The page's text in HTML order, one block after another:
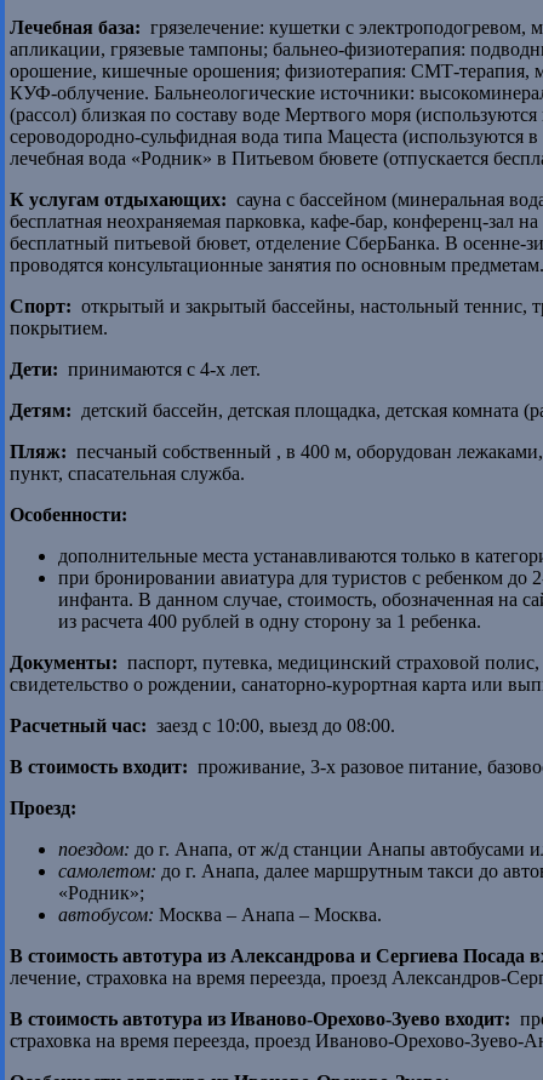
Лечебная база: грязелечение: кушетки с электроподогревом,
апликации, грязевые тампоны; бальнео-физиотерапия:
орошение, кишечные орошения; физиотерапия: СМТ-терапия,
КУФ-облучение. Бальнеологические источники:
(рассол) близкая по составу воде Мертвого моря
сероводородно-сульфидная вода типа Мацеста (используются
лечебная вода «Родник» в Питьевом бювете (отпускается
К услугам отдыхающих: сауна с бассейном (минеральная
бесплатная неохраняемая парковка, кафе-бар, конференц-зал
бесплатный питьевой бювет, отделение СберБанка. В осенне-
проводятся консультационные занятия по основным предметам.
Спорт: открытый и закрытый бассейны, настольный теннис,
покрытием.
Дети: принимаются с 4-х лет.
Детям: детский бассейн, детская площадка, детская комната
Пляж: песчаный собственный , в 400 м, оборудован
пункт, спасательная служба.
Особенности:
дополнительные места устанавливаются только в
при бронировании авиатура для туристов с ребенком до
инфанта. В данном случае, стоимость, обозначенная на
из расчета 400 рублей в одну сторону за 1 ребенка.
Документы: паспорт, путевка, медицинский страховой
свидетельство о рождении, санаторно-курортная карта или
Расчетный час: заезд с 10:00, выезд до 08:00.
В стоимость входит: проживание, 3-х разовое питание,
Проезд:
поездом: до г. Анапа, от ж/д станции Анапы автобусами
самолетом: до г. Анапа, далее маршрутным такси до
«Родник»;
автобусом: Москва – Анапа – Москва.
В стоимость автотура из Александрова и Сергиева Посада
лечение, страховка на время переезда, проезд Александров-
В стоимость автотура из Иваново-Орехово-Зуево входит:
страховка на время переезда, проезд Иваново-Орехово-